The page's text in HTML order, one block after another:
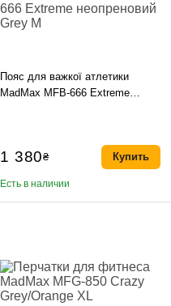
Пояс для важкої атлетики
MadMax MFB-666 Extreme
1 380₴
Есть в наличии
Купить